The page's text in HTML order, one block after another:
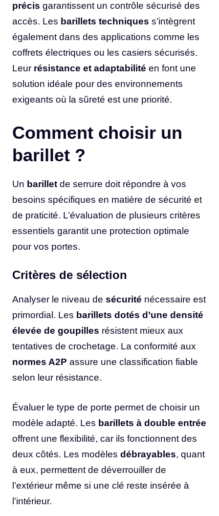
précis garantissent un contrôle sécurisé des
accès. Les barillets techniques s’intègrent
également dans des applications comme les
coffrets électriques ou les casiers sécurisés.
Leur résistance et adaptabilité en font une
solution idéale pour des environnements
exigeants où la sûreté est une priorité.
Comment choisir un
barillet ?
Un barillet de serrure doit répondre à vos
besoins spécifiques en matière de sécurité et
de praticité. L’évaluation de plusieurs critères
essentiels garantit une protection optimale
pour vos portes.
Critères de sélection
Analyser le niveau de sécurité nécessaire est
primordial. Les barillets dotés d’une densité
élevée de goupilles résistent mieux aux
tentatives de crochetage. La conformité aux
normes A2P assure une classification fiable
selon leur résistance.
Évaluer le type de porte permet de choisir un
modèle adapté. Les barillets à double entrée
offrent une flexibilité, car ils fonctionnent des
deux côtés. Les modèles débrayables, quant
à eux, permettent de déverrouiller de
l’extérieur même si une clé reste insérée à
l’intérieur.